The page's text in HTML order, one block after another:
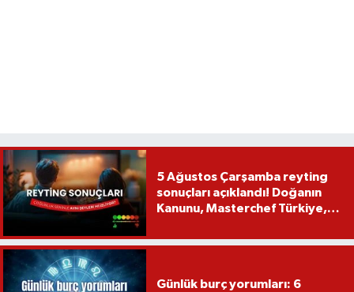
5 Ağustos Çarşamba reyting
sonuçları açıklandı! Doğanın
Kanunu, Masterchef Türkiye,
Günlük burç yorumları: 6